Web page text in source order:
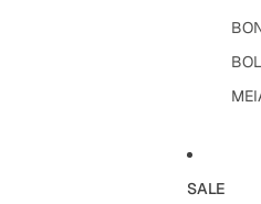
SALE